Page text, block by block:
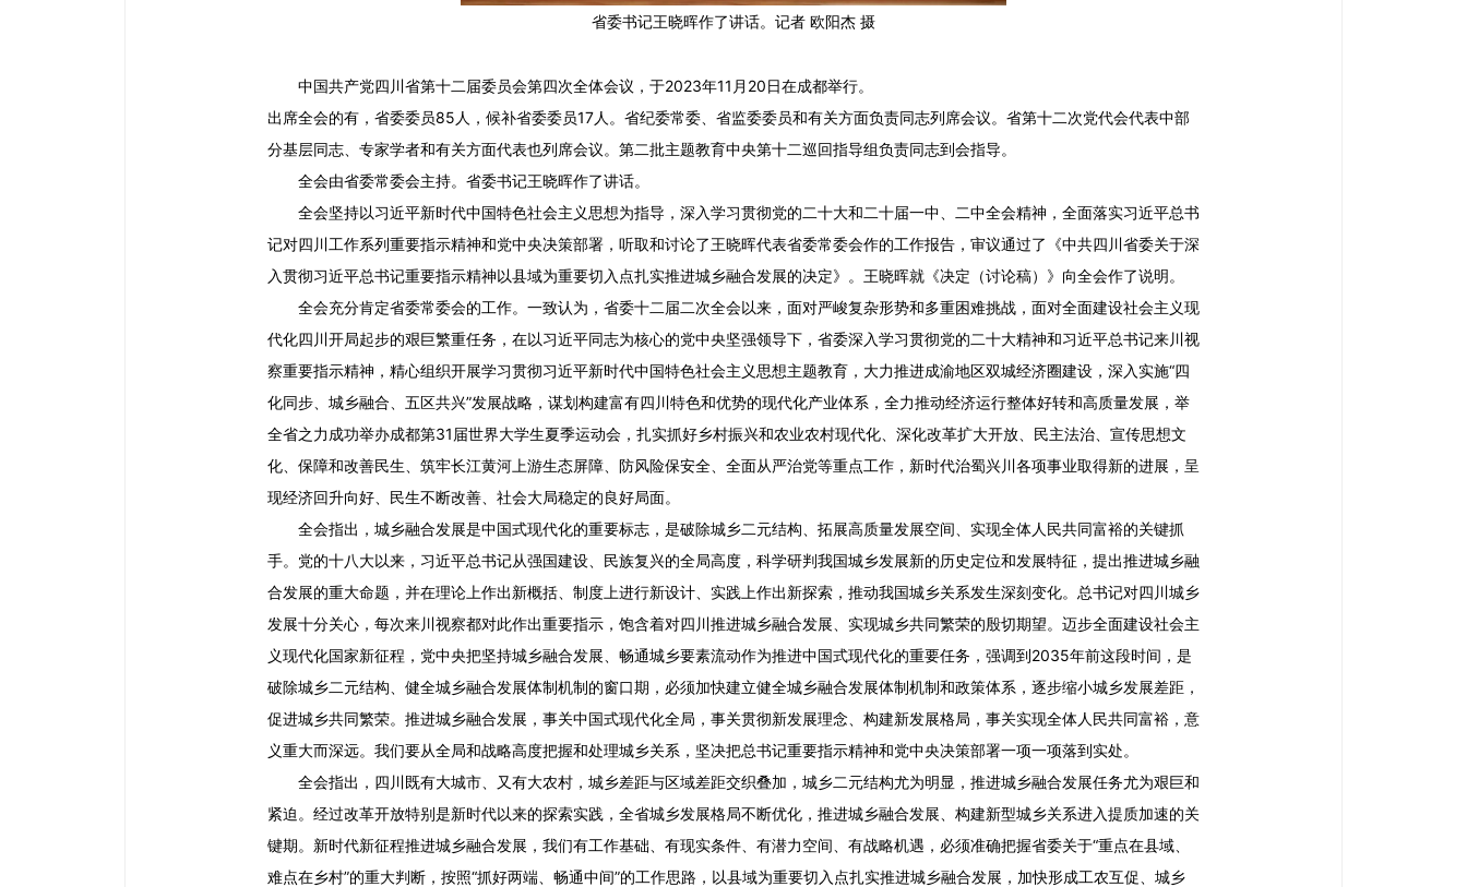
省委书记王晓晖作了讲话。记者 欧阳杰 摄
中国共产党四川省第十二届委员会第四次全体会议，于2023年11 月 20日在成都举行。
出席全会的有，省委委员85 人，候补省委委员17人。省纪委常委、省监委委员和有关方面负责同志列席会议。省第十二次党代会代表中部
分基层同志、专家学者和有关方面代表也列席会议。第二批主题教育中央第十二巡回指导组负责同志到会指导。
全会由省委常委会主持。省委书记王晓晖作了讲话。
全会坚持以习近平新时代中国特色社会主义思想为指导，深入学习贯彻党的二十大和二十届一中、二中全会精神，全面落实习近平总书
记对四川工作系列重要指示精神和党中央决策部署，听取和讨论了王晓晖代表省委常委会作的工作报告，审议通过了《中共四川省委关于深
入贯彻习近平总书记重要指示精神以县域为重要切入点扎实推进城乡融合发展的决定》。王晓晖就《决定（讨论稿）》向全会作了说明。
全会充分肯定省委常委会的工作。一致认为，省委十二届二次全会以来，面对严峻复杂形势和多重困难挑战，面对全面建设社会主义现
代化四川开局起步的艰巨繁重任务，在以习近平同志为核心的党中央坚强领导下，省委深入学习贯彻党的二十大精神和习近平总书记来川视
察重要指示精神，精心组织开展学习贯彻习近平新时代中国特色社会主义思想主题教育，大力推进成渝地区双城经济圈建设，深入实施“四
化同步、城乡融合、五区共兴”发展战略，谋划构建富有四川特色和优势的现代化产业体系，全力推动经济运行整体好转和高质量发展，举
全省之力成功举办成都第31 届世界大学生夏季运动会，扎实抓好乡村振兴和农业农村现代化、深化改革扩大开放、民主法治、宣传思想文
化、保障和改善民生、筑牢长江黄河上游生态屏障、防风险保安全、全面从严治党等重点工作，新时代治蜀兴川各项事业取得新的进展，呈
现经济回升向好、民生不断改善、社会大局稳定的良好局面。
全会指出，城乡融合发展是中国式现代化的重要标志，是破除城乡二元结构、拓展高质量发展空间、实现全体人民共同富裕的关键抓
手。党的十八大以来，习近平总书记从强国建设、民族复兴的全局高度，科学研判我国城乡发展新的历史定位和发展特征，提出推进城乡融
合发展的重大命题，并在理论上作出新概括、制度上进行新设计、实践上作出新探索，推动我国城乡关系发生深刻变化。总书记对四川城乡
发展十分关心，每次来川视察都对此作出重要指示，饱含着对四川推进城乡融合发展、实现城乡共同繁荣的殷切期望。迈步全面建设社会主
义现代化国家新征程，党中央把坚持城乡融合发展、畅通城乡要素流动作为推进中国式现代化的重要任务，强调到2035年前这段时间，是
破除城乡二元结构、健全城乡融合发展体制机制的窗口期，必须加快建立健全城乡融合发展体制机制和政策体系，逐步缩小城乡发展差距，
促进城乡共同繁荣。推进城乡融合发展，事关中国式现代化全局，事关贯彻新发展理念、构建新发展格局，事关实现全体人民共同富裕，意
义重大而深远。我们要从全局和战略高度把握和处理城乡关系，坚决把总书记重要指示精神和党中央决策部署一项一项落到实处。
全会指出，四川既有大城市、又有大农村，城乡差距与区域差距交织叠加，城乡二元结构尤为明显，推进城乡融合发展任务尤为艰巨和
紧迫。经过改革开放特别是新时代以来的探索实践，全省城乡发展格局不断优化，推进城乡融合发展、构建新型城乡关系进入提质加速的关
键期。新时代新征程推进城乡融合发展，我们有工作基础、有现实条件、有潜力空间、有战略机遇，必须准确把握省委关于“重点在县域、
难点在乡村”的重大判断，按照“抓好两端、畅通中间”的工作思路，以县域为重要切入点扎实推进城乡融合发展，加快形成工农互促、城乡